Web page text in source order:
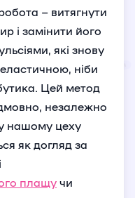
– витягнути
і замінити його
які знову
ніби
Цей метод
незалежно
нашому цеху
як догляд за
плащу чи